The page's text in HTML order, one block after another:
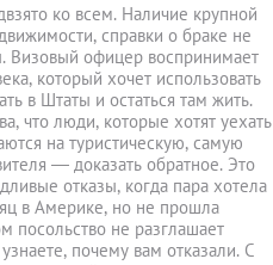
ко всем. Наличие крупной
справки о браке не
Визовый офицер воспринимает
который хочет использовать
в Штаты и остаться там жить.
что люди, которые хотят уехать
на туристическую, самую
— доказать обратное. Это
отказы, когда пара хотела
в Америке, но не прошла
посольство не разглашает
почему вам отказали. С